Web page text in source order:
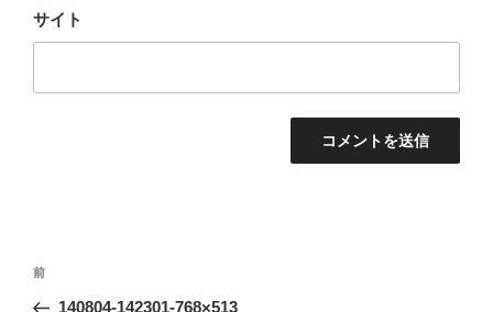
サイト
投
前
の
前
140804-142301-768×513